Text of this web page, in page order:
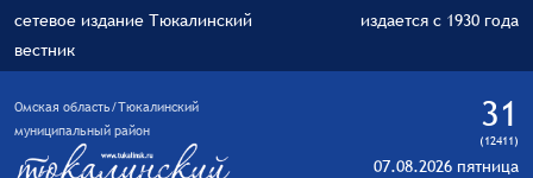
сетевое издание Тюкалинский
вестник
издается с 1930 года
Омская область/Тюкалинский
муниципальный район
31
(12411)
07.08.2026 пятница